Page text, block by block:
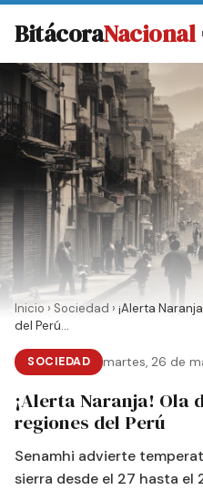
BitácoraNacional
Inicio › Sociedad › ¡Alerta
del Perú...
SOCIEDAD martes, 26 de
¡Alerta Naranja! Ola
regiones del Perú
Senamhi advierte
sierra desde el 27 hasta el